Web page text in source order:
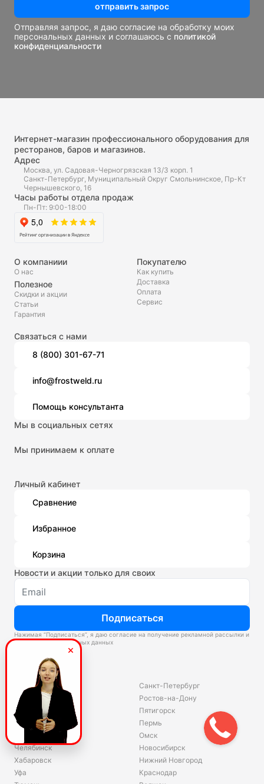
отправить запрос
Отправляя запрос, я даю согласие на обработку моих
персональных данных и соглашаюсь с политикой
конфиденциальности
Интернет-магазин профессионального оборудования для
ресторанов, баров и магазинов.
Адрес
Москва, ул. Садовая-Черногрязская 13/3 корп. 1
Санкт-Петербург, Муниципальный Округ Смольнинское, Пр-Кт
Чернышевского, 16
Часы работы отдела продаж
Пн-Пт: 9:00-18:00
О компаниии
О нас
Полезное
Скидки и акции
Статьи
Гарантия
Покупателю
Как купить
Доставка
Оплата
Сервис
Связаться с нами
8 (800) 301-67-71
info@frostweld.ru
Помощь консультанта
Мы в социальных сетях
Мы принимаем к оплате
Личный кабинет
Сравнение
Избранное
Корзина
Новости и акции только для своих
Подписаться
Нажимая “Подписаться”, я даю согласие на получение рекламной рассылки и
обработку персональных данных
Склады
Владивосток
Екатеринбург
Красноярск
Волгоград
Ярославль
Челябинск
Хабаровск
Уфа
Санкт-Петербург
Ростов-на-Дону
Пятигорск
Пермь
Омск
Новосибирск
Нижний Новгород
Краснодар